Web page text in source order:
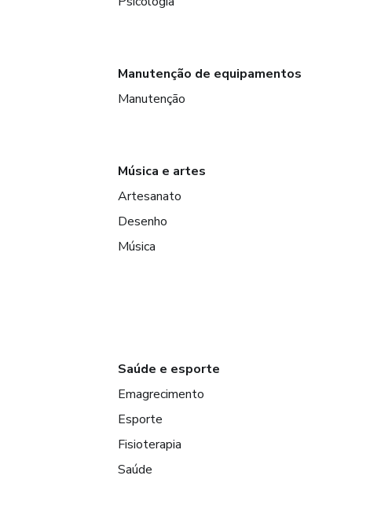
Manutenção de equipamentos
Manutenção
Música e artes
Artesanato
Desenho
Música
Saúde e esporte
Emagrecimento
Esporte
Fisioterapia
Saúde